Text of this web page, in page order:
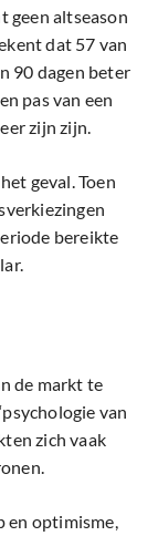
geen altseason
dat 57 van
90 dagen beter
pas van een
zijn zijn.
geval. Toen
bereikte
de markt te
van
zich vaak
optimisme,